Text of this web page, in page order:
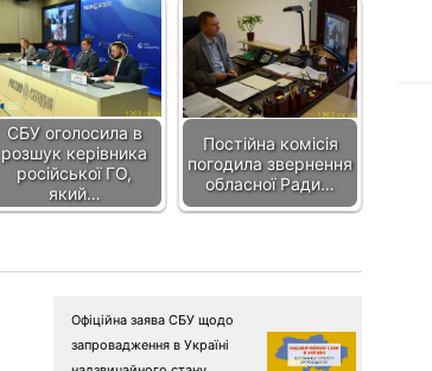
СБУ оголосила в
розшук керівника
російської ГО,
який…
Постійна комісія
погодила звернення
обласної Ради…
Офіційна заява СБУ щодо
запровадження в Україні